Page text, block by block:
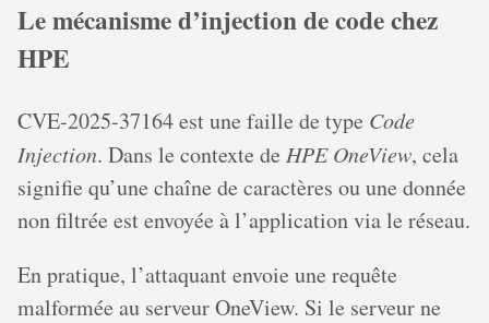
Le mécanisme d’injection de code chez
HPE
CVE-2025-37164 est une faille de type Code
Injection. Dans le contexte de HPE OneView, cela
signifie qu’une chaîne de caractères ou une donnée
non filtrée est envoyée à l’application via le réseau.
En pratique, l’attaquant envoie une requête
malformée au serveur OneView. Si le serveur ne